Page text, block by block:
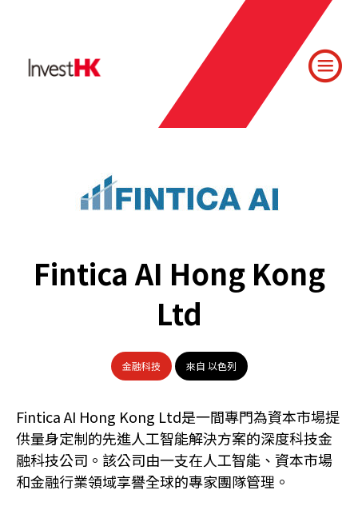
Fintica AI Hong Kong
Ltd
金融科技 來自 以色列
Fintica AI Hong Kong Ltd是一間專門為資本市場提
供量身定制的先進人工智能解決方案的深度科技金
融科技公司。該公司由一支在人工智能、資本市場
和金融行業領域享譽全球的專家團隊管理。